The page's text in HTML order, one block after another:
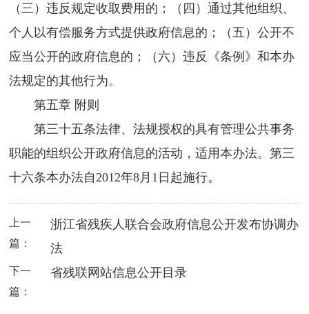
（三）违反规定收取费用的；（四）通过其他组织、
个人以有偿服务方式提供政府信息的；（五）公开不
应当公开的政府信息的；（六）违反《条例》和本办
法规定的其他行为。
第五章 附则
第三十五条法律、法规授权的具有管理公共事务
职能的组织公开政府信息的活动，适用本办法。第三
十六条本办法自2012年8月1日起施行。
上一
篇：
浙江省残疾人联合会政府信息公开发布协调办
法
下一
篇：
省残联网站信息公开目录